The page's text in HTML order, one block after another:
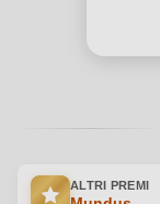
ALTRI PREMI